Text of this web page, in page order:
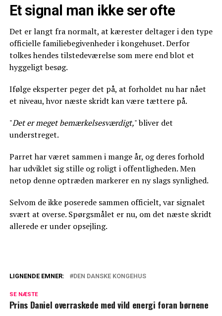
Et signal man ikke ser ofte
Det er langt fra normalt, at kærester deltager i den type
officielle familiebegivenheder i kongehuset. Derfor
tolkes hendes tilstedeværelse som mere end blot et
hyggeligt besøg.
Ifølge eksperter peger det på, at forholdet nu har nået
et niveau, hvor næste skridt kan være tættere på.
"Det er meget bemærkelsesværdigt," bliver det
understreget.
Parret har været sammen i mange år, og deres forhold
har udviklet sig stille og roligt i offentligheden. Men
netop denne optræden markerer en ny slags synlighed.
Selvom de ikke poserede sammen officielt, var signalet
svært at overse. Spørgsmålet er nu, om det næste skridt
allerede er under opsejling.
stemme i Letland
LIGNENDE EMNER: DEN DANSKE KONGEHUS
SE NÆSTE
Prins Daniel overraskede med vild energi foran børnene